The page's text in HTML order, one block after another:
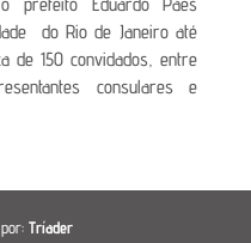
do Rio de Janeiro até
de 150 convidados, entre
consulares e
por:Tríader